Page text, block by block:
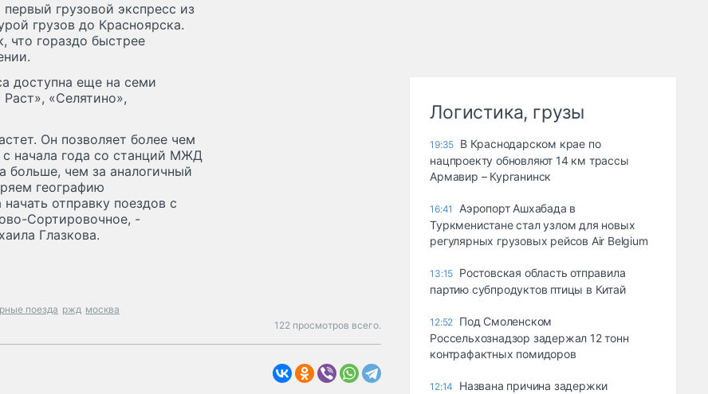
грузовой экспресс из
грузов до Красноярска.
что гораздо быстрее
доступна еще на семи
«Селятино»,
Он позволяет более чем
с начала года со станций МЖД
больше, чем за аналогичный
географию
отправку поездов с
Сортировочное, -
Глазкова.
поезда ржд москва
122 просмотров всего.
Логистика, грузы
19:35 В Краснодарском крае по
нацпроекту обновляют 14 км трассы
Армавир – Курганинск
16:41
Аэропорт Ашхабада в
Туркменистане стал узлом для новых
регулярных грузовых рейсов Air Belgium
13:15 Ростовская область отправила
партию субпродуктов птицы в Китай
12:52 Под Смоленском
Россельхознадзор задержал 12 тонн
контрафактных помидоров
12:14
Названа причина задержки